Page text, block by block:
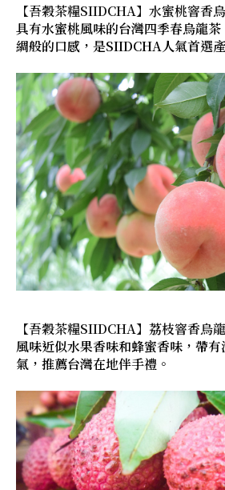
【吾穀茶糧SIIDCHA】水蜜桃窨香
具有水蜜桃風味的台灣四季春烏龍
綢般的口感，是SIIDCHA人氣首選
【吾穀茶糧SIIDCHA】荔枝窨香烏
風味近似水果香味和蜂蜜香味，帶
氣，推薦台灣在地伴手禮。